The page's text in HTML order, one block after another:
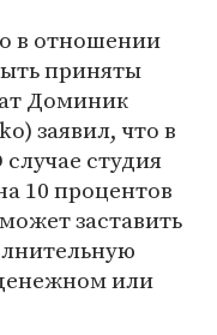
в отношении
приняты
Доминик
заявил, что в
студия
10 процентов
заставить
или